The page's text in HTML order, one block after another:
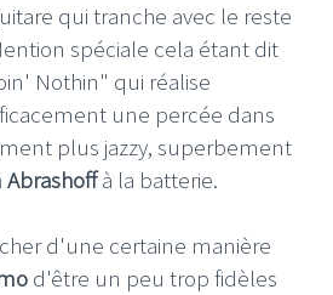
qui tranche avec le reste
spéciale cela étant dit
Nothin" qui réalise
une percée dans
plus jazzy, superbement
Abrashoffà la batterie.
d'une certaine manière
d'être un peu trop fidèles